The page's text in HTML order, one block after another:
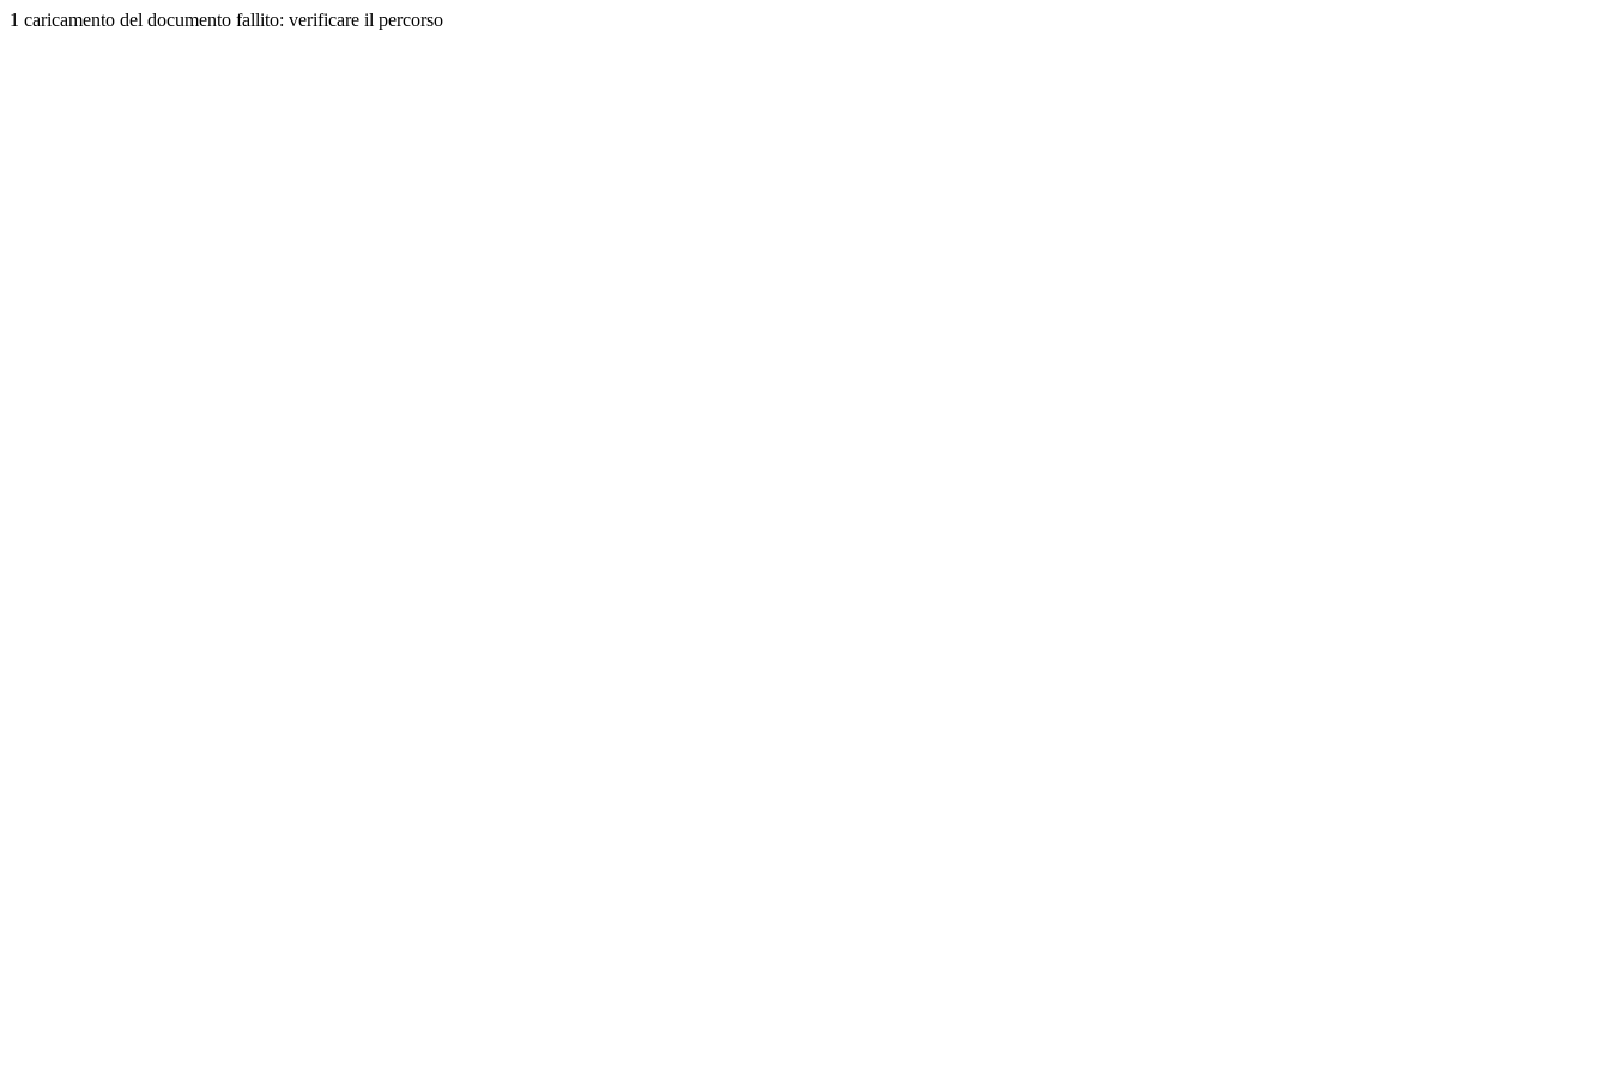
1 caricamento del documento fallito: verificare il percorso